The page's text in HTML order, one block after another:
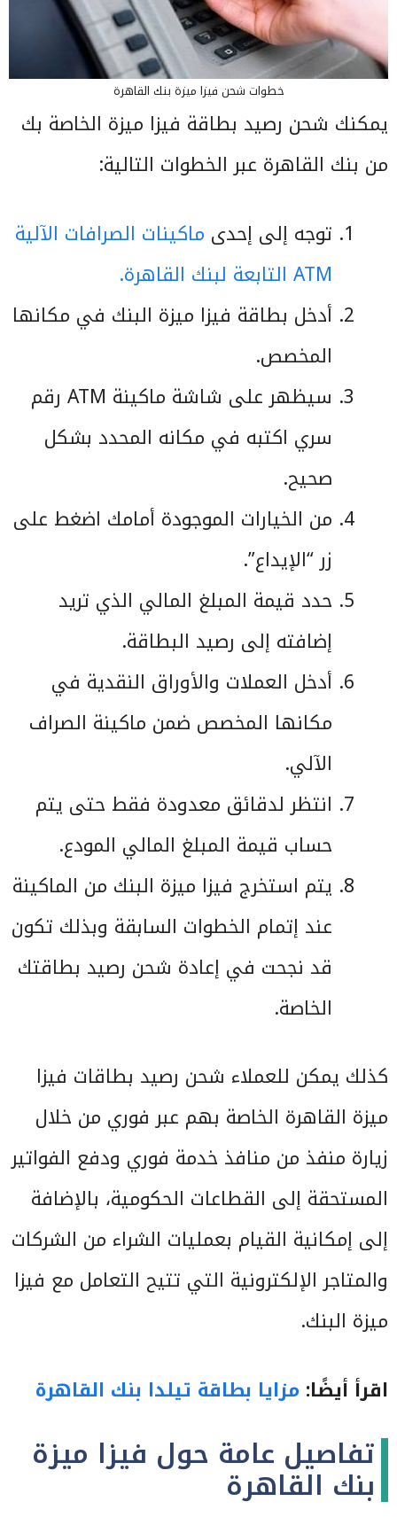
خطوات شحن فيزا ميزة بنك القاهرة
يمكنك شحن رصيد بطاقة فيزا ميزة الخاصة بك
من بنك القاهرة عبر الخطوات التالية:
توجه إلى إحدى ماكينات الصرافات الآلية
ATM التابعة لبنك القاهرة.
أدخل بطاقة فيزا ميزة البنك في مكانها
المخصص.
سيظهر على شاشة ماكينة ATM رقم
سري اكتبه في مكانه المحدد بشكل
صحيح.
من الخيارات الموجودة أمامك اضغط على
زر “الإيداع”.
حدد قيمة المبلغ المالي الذي تريد
إضافته إلى رصيد البطاقة.
أدخل العملات والأوراق النقدية في
مكانها المخصص ضمن ماكينة الصراف
الآلي.
انتظر لدقائق معدودة فقط حتى يتم
حساب قيمة المبلغ المالي المودع.
يتم استخرج فيزا ميزة البنك من الماكينة
عند إتمام الخطوات السابقة وبذلك تكون
قد نجحت في إعادة شحن رصيد بطاقتك
الخاصة.
كذلك يمكن للعملاء شحن رصيد بطاقات فيزا
ميزة القاهرة الخاصة بهم عبر فوري من خلال
زيارة منفذ من منافذ خدمة فوري ودفع الفواتير
المستحقة إلى القطاعات الحكومية، بالإضافة
إلى إمكانية القيام بعمليات الشراء من الشركات
والمتاجر الإلكترونية التي تتيح التعامل مع فيزا
ميزة البنك.
اقرأ أيضًا: مزايا بطاقة تيلدا بنك القاهرة
تفاصيل عامة حول فيزا ميزة
بنك القاهرة